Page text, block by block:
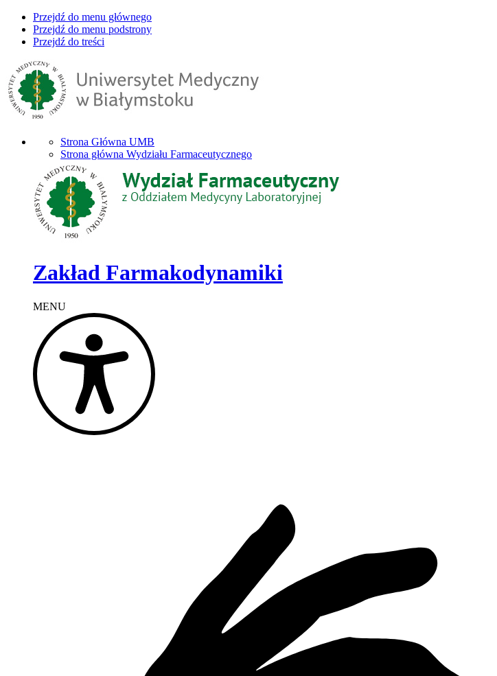
Przejdź do menu głównego
Przejdź do menu podstrony
Przejdź do treści
Strona Główna UMB
Strona główna Wydziału Farmaceutycznego
Zakład Farmakodynamiki
MENU